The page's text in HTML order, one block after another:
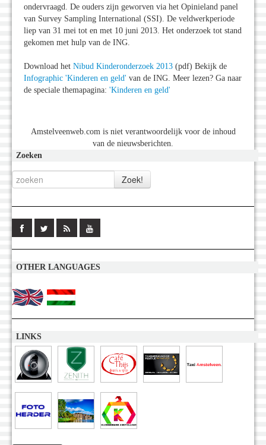
ondervraagd. De ouders zijn geworven via het Opinieland panel
van Survey Sampling International (SSI). De veldwerkperiode
liep van 31 mei tot en met 10 juni 2013. Het onderzoek tot stand
gekomen met hulp van de ING.
Download het Nibud Kinderonderzoek 2013 (pdf) Bekijk de
Infographic 'Kinderen en geld' van de ING. Meer lezen? Ga naar
de speciale themapagina: 'Kinderen en geld'
Amstelveenweb.com is niet verantwoordelijk voor de inhoud
van de nieuwsberichten.
Zoeken
OTHER LANGUAGES
LINKS